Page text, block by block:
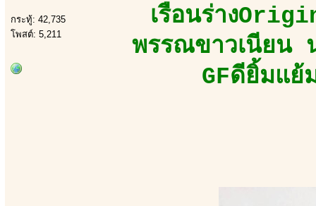
กระทู้: 42,735
โพสต์: 5,211
เรือนร่าง
พรรณขาวเนียน
GFดียิ้มแ